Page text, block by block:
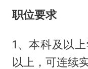
职位要求
1、本科及以
以上，可连续